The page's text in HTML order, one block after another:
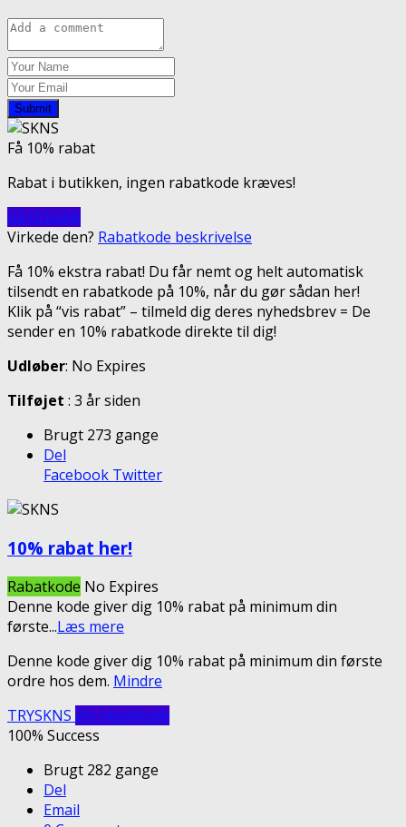
Submit
Få 10% rabat
Rabat i butikken, ingen rabatkode kræves!
Gå til butik
Virkede den? Rabatkode beskrivelse
Få 10% ekstra rabat! Du får nemt og helt automatisk
tilsendt en rabatkode på 10%, når du gør sådan her!
Klik på “vis rabat” – tilmeld dig deres nyhedsbrev = De
sender en 10% rabatkode direkte til dig!
Udløber: No Expires
Tilføjet : 3 år siden
Brugt 273 gange
Del
Facebook Twitter
10% rabat her!
Rabatkode No Expires
Denne kode giver dig 10% rabat på minimum din
første...Læs mere
Denne kode giver dig 10% rabat på minimum din første
ordre hos dem. Mindre
TRYSKNS Vis rabatkode
100% Success
Brugt 282 gange
Del
Email